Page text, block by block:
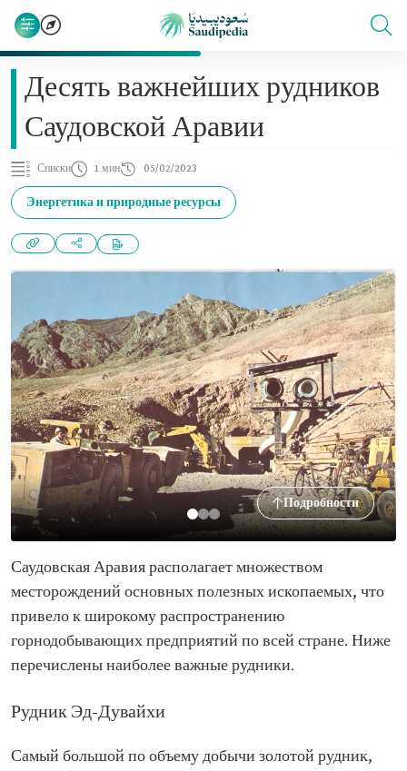
Десять важнейших рудников
Саудовской Аравии
Списки 1 мин 05/02/2023
Энергетика и природные ресурсы
Подробности
Саудовская Аравия располагает множеством
месторождений основных полезных ископаемых, что
привело к широкому распространению
горнодобывающих предприятий по всей стране. Ниже
перечислены наиболее важные рудники.
Рудник Эд-Дувайхи
Самый большой по объему добычи золотой рудник,